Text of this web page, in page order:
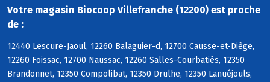
Votre magasin Biocoop Villefranche (12200) est proche
de :
12440 Lescure-Jaoul, 12260 Balaguier-d, 12700 Causse-et-Diège,
12260 Foissac, 12700 Naussac, 12260 Salles-Courbatiès, 12350
Brandonnet, 12350 Compolibat, 12350 Drulhe, 12350 Lanuéjouls,